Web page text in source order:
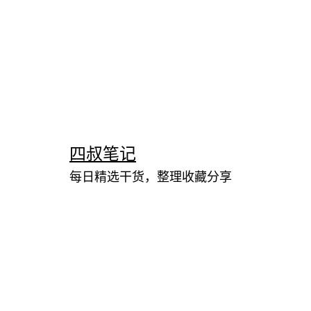
四叔笔记
每日精选干货，整理收藏分享